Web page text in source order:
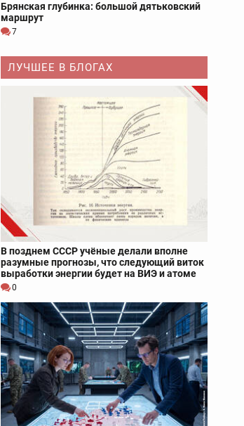
Брянская глубинка: большой дятьковский
маршрут
7
ЛУЧШЕЕ В БЛОГАХ
В позднем СССР учёные делали вполне
разумные прогнозы, что следующий виток
выработки энергии будет на ВИЭ и атоме
0